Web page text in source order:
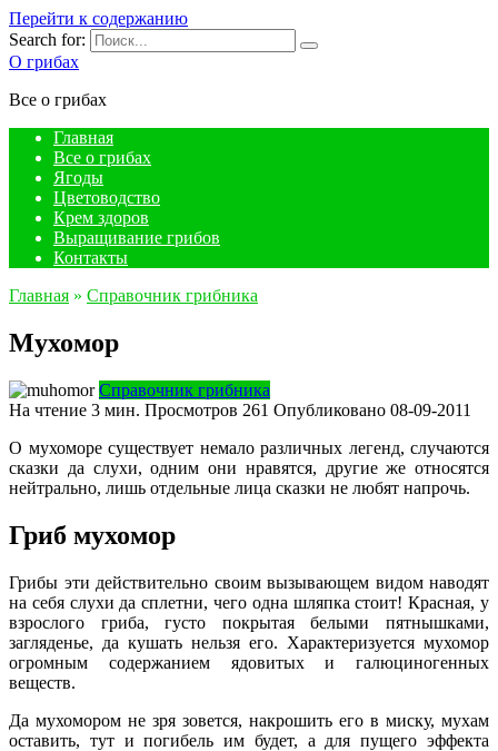
Перейти к содержанию
Search for:
О грибах
Все о грибах
Главная
Все о грибах
Ягоды
Цветоводство
Крем здоров
Выращивание грибов
Контакты
Главная » Справочник грибника
Мухомор
Справочник грибника
На чтение 3 мин. Просмотров 261 Опубликовано 08-09-2011
О мухоморе существует немало различных легенд, случаются
сказки да слухи, одним они нравятся, другие же относятся
нейтрально, лишь отдельные лица сказки не любят напрочь.
Гриб мухомор
Грибы эти действительно своим вызывающем видом наводят
на себя слухи да сплетни, чего одна шляпка стоит! Красная, у
взрослого гриба, густо покрытая белыми пятнышками,
загляденье, да кушать нельзя его. Характеризуется мухомор
огромным содержанием ядовитых и галюциногенных
веществ.
Да мухомором не зря зовется, накрошить его в миску, мухам
оставить, тут и погибель им будет, а для пущего эффекта